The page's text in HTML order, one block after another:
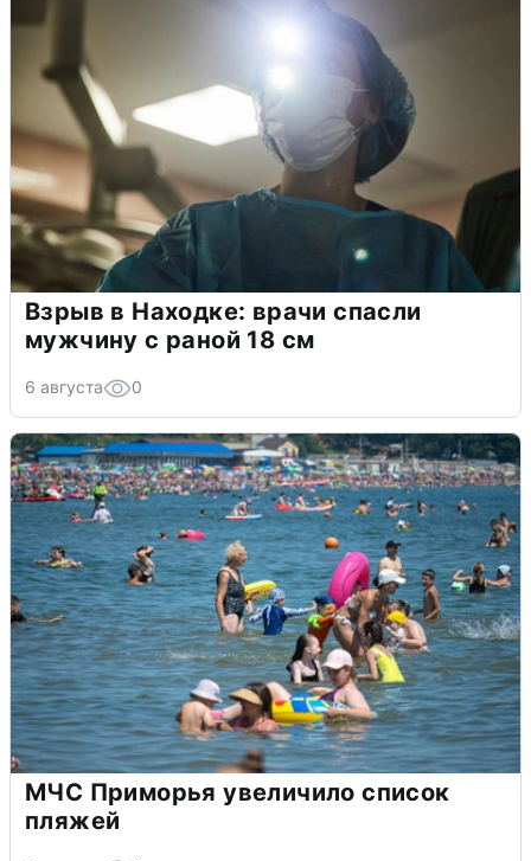
Взрыв в Находке: врачи спасли
мужчину с раной 18 см
6 августа 0
МЧС Приморья увеличило список
пляжей